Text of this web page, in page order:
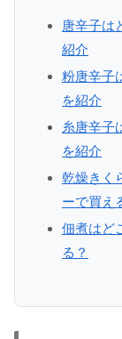
唐辛子は
紹介
粉唐辛子
を紹介
糸唐辛子
を紹介
乾燥きく
ーで買え
佃煮はど
る？